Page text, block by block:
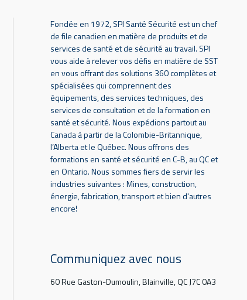
Fondée en 1972, SPI Santé Sécurité est un chef
de file canadien en matière de produits et de
services de santé et de sécurité au travail. SPI
vous aide à relever vos défis en matière de SST
en vous offrant des solutions 360 complètes et
spécialisées qui comprennent des
équipements, des services techniques, des
services de consultation et de la formation en
santé et sécurité. Nous expédions partout au
Canada à partir de la Colombie-Britannique,
l’Alberta et le Québec. Nous offrons des
formations en santé et sécurité en C-B, au QC et
en Ontario. Nous sommes fiers de servir les
industries suivantes : Mines, construction,
énergie, fabrication, transport et bien d'autres
encore!
Communiquez avec nous
60 Rue Gaston-Dumoulin, Blainville, QC J7C 0A3